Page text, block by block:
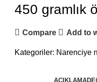
450 gramlık
Compare Add to
Kategoriler: Narenciye
AÇIKLAMA